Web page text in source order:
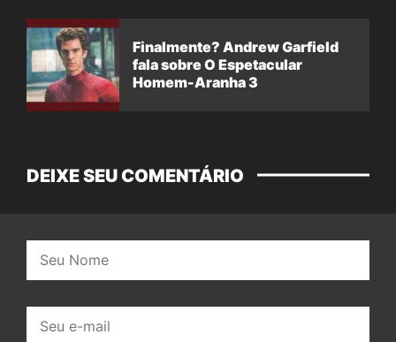
Finalmente? Andrew Garfield
fala sobre O Espetacular
Homem-Aranha 3
DEIXE SEU COMENTÁRIO
mail: